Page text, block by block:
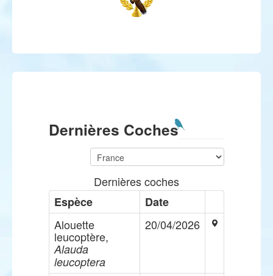
Dernières Coches
Dernières coches
Espèce
Date
Alouette
leucoptère,
Alauda
leucoptera
20/04/2026